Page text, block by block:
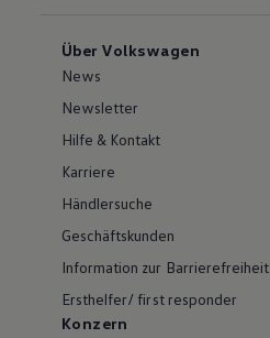
Über Volkswagen
News
Newsletter
Hilfe & Kontakt
Karriere
Händlersuche
Geschäftskunden
Information zur Barrierefreiheit
Ersthelfer/ first responder
Konzern